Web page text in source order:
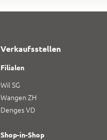
Verkaufsstellen
Filialen
Wil SG
Wangen ZH
Denges VD
Shop-in-Shop